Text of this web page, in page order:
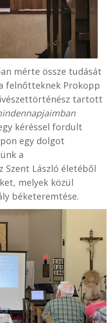
mérte össze tudását
felnőtteknek Prokopp
tartott
kéréssel fordult
egy dolgot
a
Szent László életéből
melyek közül
béketeremtése.